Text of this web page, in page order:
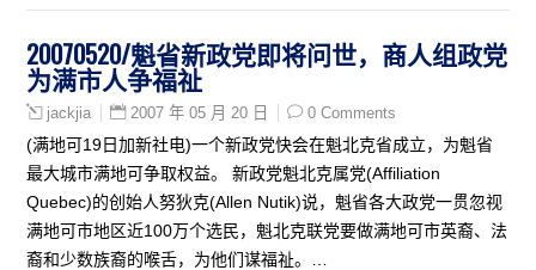
20070520/魁省新政党即将问世，商人组政党
为满市人争福祉
jackjia 2007 年 05 月 20 日 0 Comments
(满地可19日加新社电)一个新政党快会在魁北克省成立，为魁省
最大城市满地可争取权益。 新政党魁北克属党(Affiliation
Quebec)的创始人努狄克(Allen Nutik)说，魁省各大政党一贯忽视
满地可市地区近100万个选民，魁北克联党要做满地可市英裔、法
裔和少数族裔的喉舌，为他们谋福祉。…